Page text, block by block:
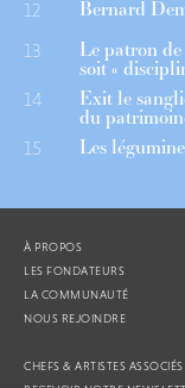
12 Bernard
13 Le patron
soit «
14 Exit le
du
15 Les
À PROPOS
LES FONDATEURS
LA COMMUNAUTÉ
NOUS REJOINDRE
CHEFS & ARTISTES ASSOCIÉS